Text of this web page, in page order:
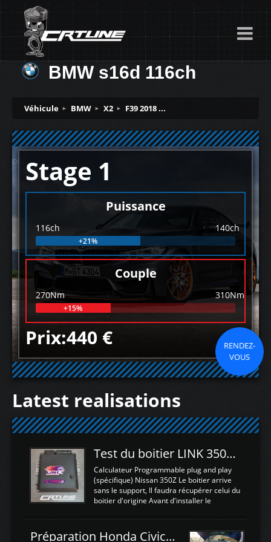
BMW s16d 116ch
Véhicule BMW X2 F39 2018 ...
Stage 1
Puissance
116ch 140ch
+21%
Couple
270Nm 310Nm
+15%
Prix:440 €
RENDEZ-
VOUS
Latest realisations
Test du boitier LINK 350Z Plugin ECU
Calculateur Programmable plug and play
(spécifique) Nissan 350Z Le boitier arrive
sans le support, Il faudra récupérer celui du
boitier d'origine Avant d'installer le
d'envoyer l'information de la large bande
Préparation Honda Civic Type R FK2